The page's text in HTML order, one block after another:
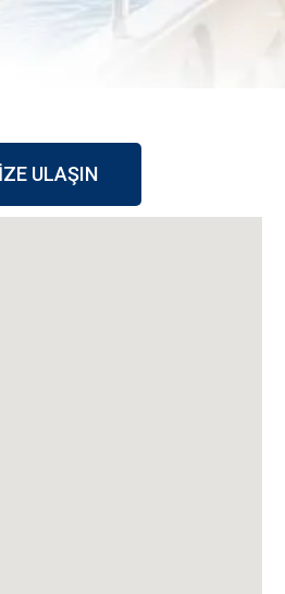
ULAŞIN